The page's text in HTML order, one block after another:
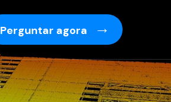
Perguntar agora